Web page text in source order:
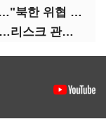
한미일, 해양차단훈련·대해적훈련…"북한 위협 억제"
윤 대통령 "이·팔 사태로 물가부담…리스크 관리 만전 기해야"